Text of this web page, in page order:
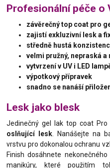
Profesionální péče o
závěrečný top coat pro
zajistí exkluzivní lesk a
středně hustá
velmi pružný, nepraská a
vytvrzení v UV i LED
výpotkový přípravek
snadno se nanáší
Lesk jako blesk
Jedinečný gel lak top coat
oslňující lesk . Nanášejte na
vrstvu pro dokonalou ochranu
Finish dosáhnete
manikúry, které použitím